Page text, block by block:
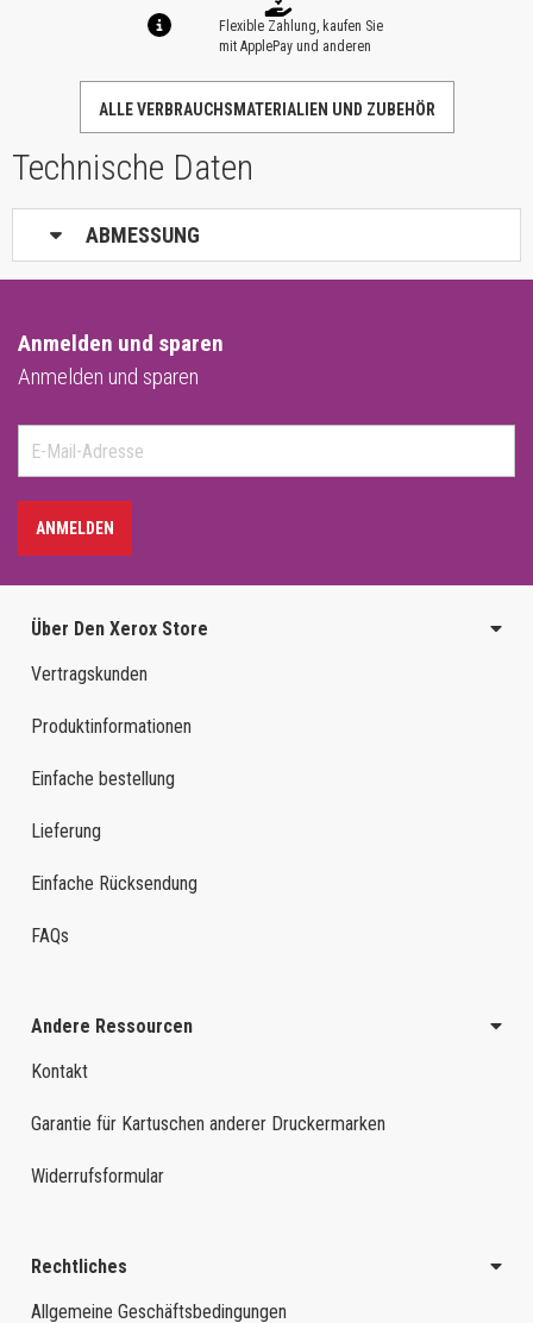
Flexible Zahlung, kaufen Sie
mit ApplePay und anderen
ALLE VERBRAUCHSMATERIALIEN UND ZUBEHÖR
Technische Daten
ABMESSUNG
Anmelden und sparen
Anmelden und sparen
ANMELDEN
Über Den Xerox Store
Vertragskunden
Produktinformationen
Einfache bestellung
Lieferung
Einfache Rücksendung
FAQs
Andere Ressourcen
Kontakt
Garantie für Kartuschen anderer Druckermarken
Widerrufsformular
Rechtliches
Allgemeine Geschäftsbedingungen